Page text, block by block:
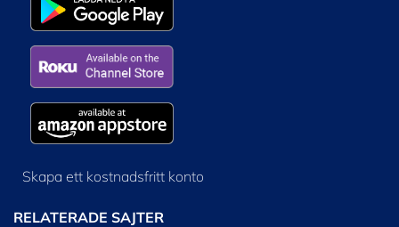
Skapa ett kostnadsfritt konto
RELATERADE SAJTER